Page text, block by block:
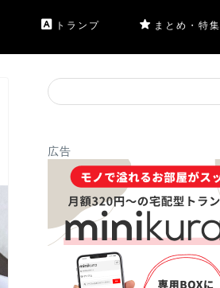
トランプ まとめ・特集
広告